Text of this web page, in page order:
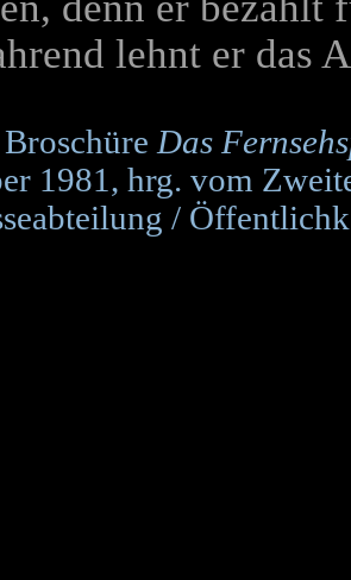
lehnt er das
Das
1981, hrg. vom
/